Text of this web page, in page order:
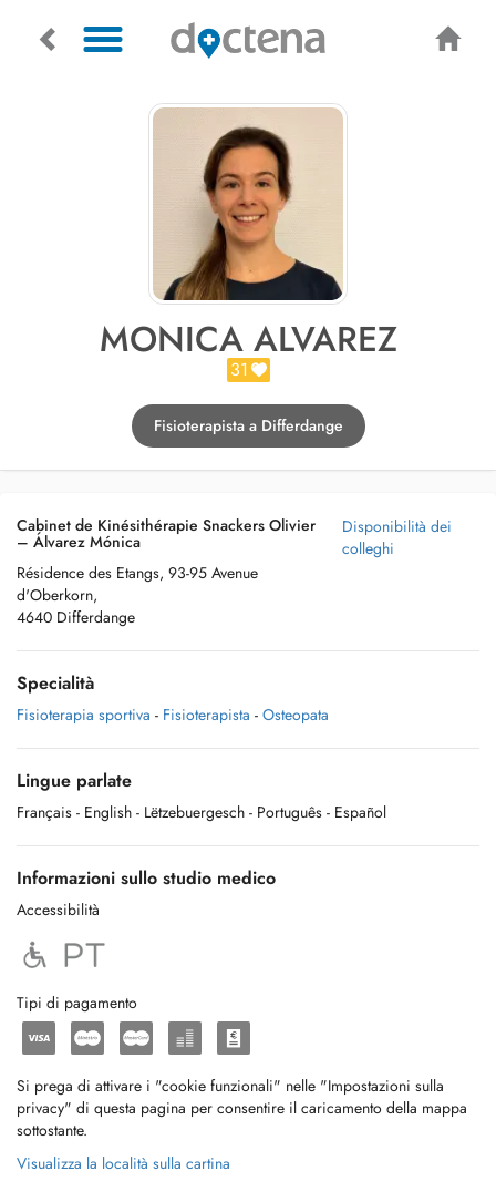
MONICA ALVAREZ
31
Fisioterapista a Differdange
Cabinet de Kinésithérapie Snackers Olivier
– Álvarez Mónica
Résidence des Etangs, 93-95 Avenue
d'Oberkorn,
4640 Differdange
Disponibilità dei
colleghi
Specialità
Fisioterapia sportiva - Fisioterapista - Osteopata
Lingue parlate
Français - English - Lëtzebuergesch - Português - Español
Informazioni sullo studio medico
Accessibilità
Tipi di pagamento
Si prega di attivare i "cookie funzionali" nelle "Impostazioni sulla
privacy" di questa pagina per consentire il caricamento della mappa
sottostante.
Visualizza la località sulla cartina